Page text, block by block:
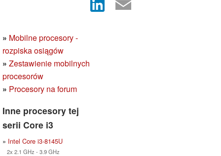
» Mobilne procesory -
rozpiska osiągów
» Zestawienie mobilnych
procesorów
» Procesory na forum
Inne procesory tej
serii Core i3
» Intel Core i3-8145U
2x 2.1 GHz - 3.9 GHz